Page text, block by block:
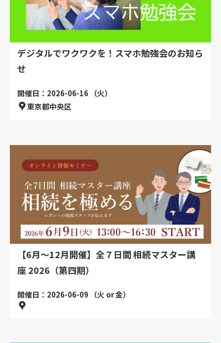
デジタルでワクワクを！スマホ勉強会のお知ら
せ
開催日：2026-06-16 （火）
東京都中央区
【6月～12月開催】全７日間 相続マスター講
座 2026（第四期）
開催日：2026-06-09 （火 or 金）